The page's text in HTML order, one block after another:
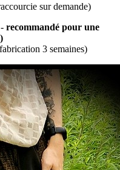
sur demande)
recommandé pour une
3 semaines)